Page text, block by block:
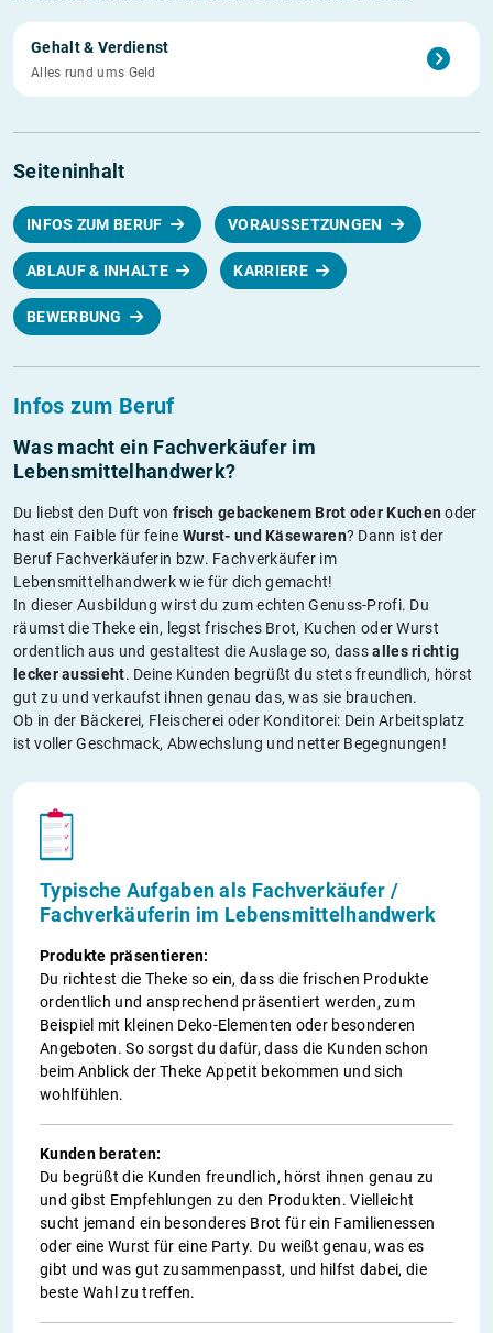
Gehalt & Verdienst
Alles rund ums Geld
Seiteninhalt
INFOS ZUM BERUF VORAUSSETZUNGEN
ABLAUF & INHALTE KARRIERE
BEWERBUNG
Infos zum Beruf
Was macht ein Fachverkäufer im
Lebensmittelhandwerk?
Du liebst den Duft von frisch gebackenem Brot oder Kuchen oder
hast ein Faible für feine Wurst- und Käsewaren? Dann ist der
Beruf Fachverkäuferin bzw. Fachverkäufer im
Lebensmittelhandwerk wie für dich gemacht!
In dieser Ausbildung wirst du zum echten Genuss-Profi. Du
räumst die Theke ein, legst frisches Brot, Kuchen oder Wurst
ordentlich aus und gestaltest die Auslage so, dassalles richtig
lecker aussieht. Deine Kunden begrüßt du stets freundlich, hörst
gut zu und verkaufst ihnen genau das, was sie brauchen.
Ob in der Bäckerei, Fleischerei oder Konditorei: Dein Arbeitsplatz
ist voller Geschmack, Abwechslung und netter Begegnungen!
Typische Aufgaben als Fachverkäufer /
Fachverkäuferin im Lebensmittelhandwerk
Produkte präsentieren:
Du richtest die Theke so ein, dass die frischen Produkte
ordentlich und ansprechend präsentiert werden, zum
Beispiel mit kleinen Deko-Elementen oder besonderen
Angeboten. So sorgst du dafür, dass die Kunden schon
beim Anblick der Theke Appetit bekommen und sich
wohlfühlen.
Kunden beraten:
Du begrüßt die Kunden freundlich, hörst ihnen genau zu
und gibst Empfehlungen zu den Produkten. Vielleicht
sucht jemand ein besonderes Brot für ein Familienessen
oder eine Wurst für eine Party. Du weißt genau, was es
gibt und was gut zusammenpasst, und hilfst dabei, die
beste Wahl zu treffen.